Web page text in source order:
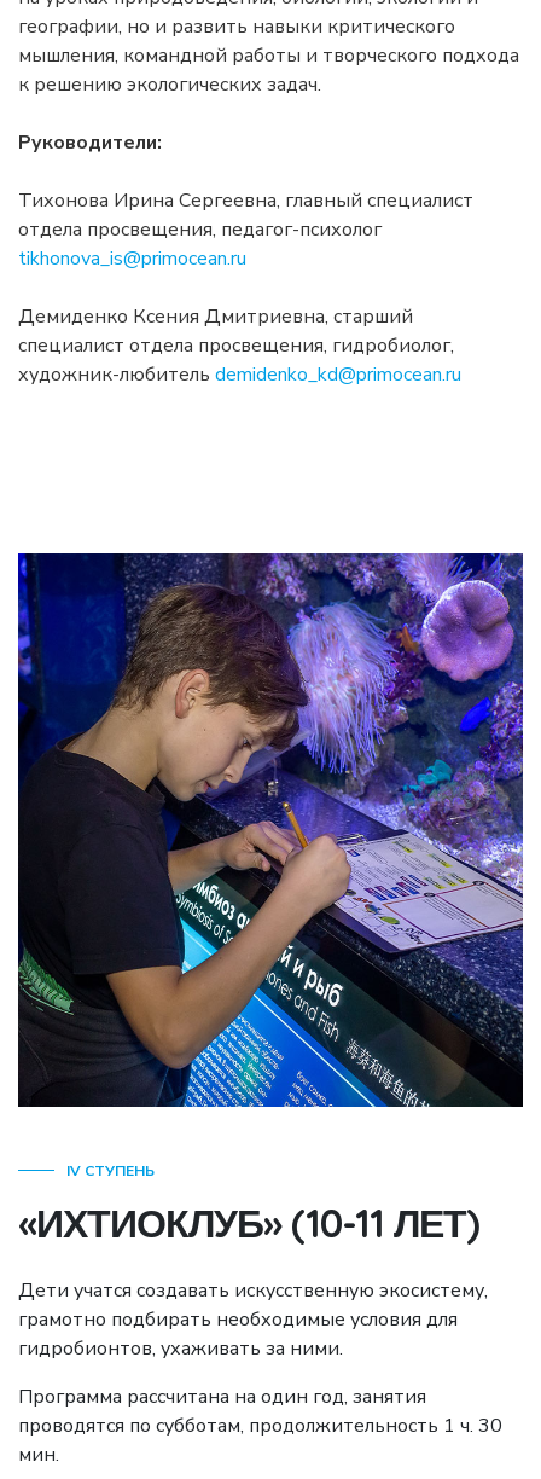
географии, но и развить навыки критического
мышления, командной работы и творческого подхода
к решению экологических задач.
Руководители:
Тихонова Ирина Сергеевна, главный специалист
отдела просвещения, педагог-психолог
tikhonova_is@primocean.ru
Демиденко Ксения Дмитриевна, старший
специалист отдела просвещения, гидробиолог,
художник-любитель demidenko_kd@primocean.ru
IV СТУПЕНЬ
«ИХТИОКЛУБ» (10-11 ЛЕТ)
Дети учатся создавать искусственную экосистему,
грамотно подбирать необходимые условия для
гидробионтов, ухаживать за ними.
Программа рассчитана на один год, занятия
проводятся по субботам, продолжительность 1 ч. 30
мин.